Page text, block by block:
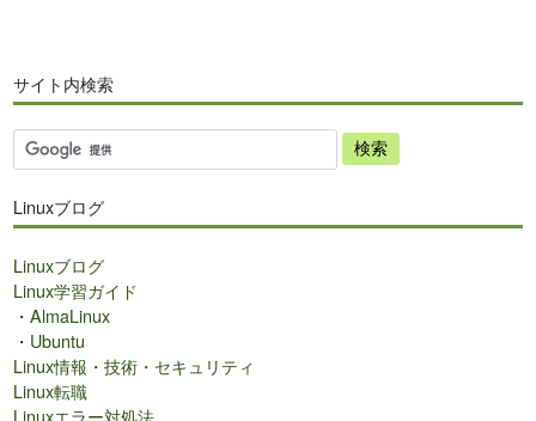
サイト内検索
サ
イ
内
索
Linuxブログ
Linuxブログ
Linux学習ガイド
・AlmaLinux
・ Ubuntu
Linux情報・技術・セキュリティ
Linux転職
Linuxエラー対処法